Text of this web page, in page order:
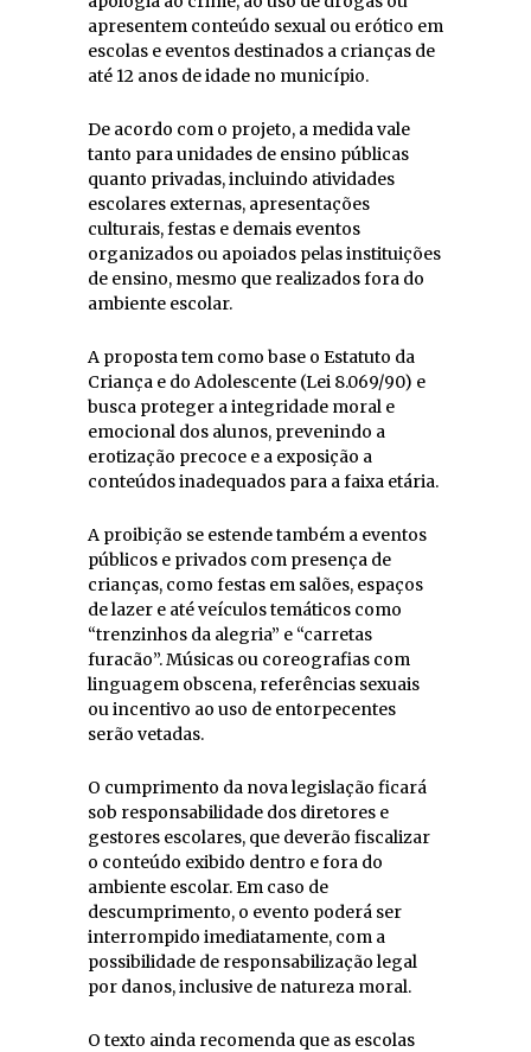
apresentem conteúdo sexual ou erótico em
escolas e eventos destinados a crianças de
até 12 anos de idade no município.
De acordo com o projeto, a medida vale
tanto para unidades de ensino públicas
quanto privadas, incluindo atividades
escolares externas, apresentações
culturais, festas e demais eventos
organizados ou apoiados pelas instituições
de ensino, mesmo que realizados fora do
ambiente escolar.
A proposta tem como base o Estatuto da
Criança e do Adolescente (Lei 8.069/90) e
busca proteger a integridade moral e
emocional dos alunos, prevenindo a
erotização precoce e a exposição a
conteúdos inadequados para a faixa etária.
A proibição se estende também a eventos
públicos e privados com presença de
crianças, como festas em salões, espaços
de lazer e até veículos temáticos como
“trenzinhos da alegria” e “carretas
furacão”. Músicas ou coreografias com
linguagem obscena, referências sexuais
ou incentivo ao uso de entorpecentes
serão vetadas.
O cumprimento da nova legislação ficará
sob responsabilidade dos diretores e
gestores escolares, que deverão fiscalizar
o conteúdo exibido dentro e fora do
ambiente escolar. Em caso de
descumprimento, o evento poderá ser
interrompido imediatamente, com a
possibilidade de responsabilização legal
por danos, inclusive de natureza moral.
O texto ainda recomenda que as escolas